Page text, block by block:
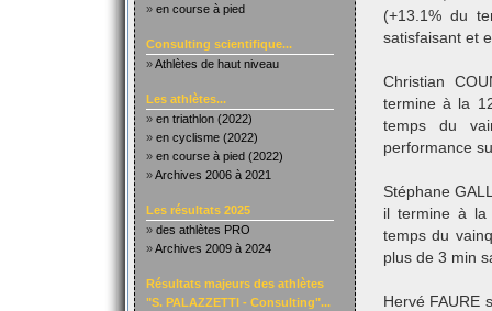
» en course à pied
Consulting scientifique...
»Athlètes de haut niveau
Les athlètes...
» en triathlon (2022)
» en cyclisme (2022)
» en course à pied (2022)
»Archives 2006 à 2021
Les résultats 2025
» des athlètes PRO
»Archives 2009 à 2024
Résultats majeurs des athlètes
"S. PALAZZETTI - Consulting"...
(+13.1% du
satisfaisant et
Christian
termine à la
temps du
performance
Stéphane
il termine à la
temps du
plus de 3 min
Hervé FAURE